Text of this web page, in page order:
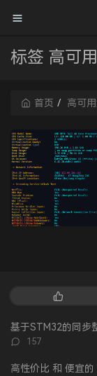
标签 高可
首页 高可
热
文
基于STM32的同步
评
数：
157
高性价比 和 便宜